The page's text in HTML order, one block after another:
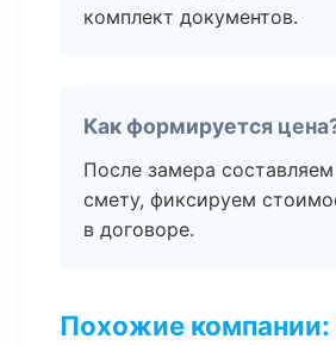
комплект документов.
Как формируется
После замера
смету, фиксируем
в договоре.
Похожие